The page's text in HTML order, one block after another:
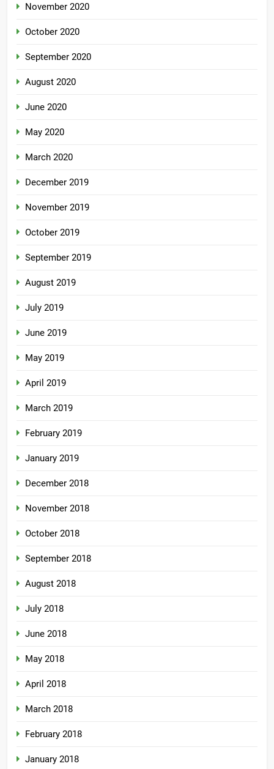
November 2020
October 2020
September 2020
August 2020
June 2020
May 2020
March 2020
December 2019
November 2019
October 2019
September 2019
August 2019
July 2019
June 2019
May 2019
April 2019
March 2019
February 2019
January 2019
December 2018
November 2018
October 2018
September 2018
August 2018
July 2018
June 2018
May 2018
April 2018
March 2018
February 2018
January 2018